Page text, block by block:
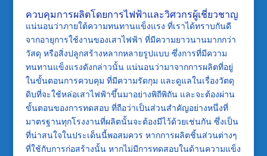
ควบคุมการผลิตโดยการไฟฟ้าและวิศวกรผู้เชี่ยวชาญ
แน่นอนว่าภายใต้ความทนทานแข็งแรง ที่เราได้ทราบกันดี
จากอายุการใช้งานของเสาไฟฟ้า ที่มีความยาวนานมากกว่า
วัสดุ หรือสิ่งปลูกสร้างหลากหลายรูปแบบ ซึ่งการที่มีความ
ทนทานแข็งแรงดังกล่าวนั้น แน่นอนว่ามาจากการผลิตที่อยู่
ในขั้นตอนการควบคุม ที่มีความรัดกุม และดูแลในเรื่องวัตดุ
ดิบที่จะใช้หล่อเสาไฟฟ้าขึ้นมาอย่างพิถีพิถัน และจะต้องผ่าน
ขั้นตอนของการทดสอบ ที่ถือว่าเป็นส่วนสำคัญอย่างหนึ่งที่
มาตรฐานทุกโรงงานที่ผลิตนั้นจะต้องมีไว้ด้วยเช่นกัน ซึ่งเป็น
ที่น่าสนใจในประเด็นนี้พอสมควร หากการผลิตชิ้นส่วนต่างๆ
ที่ใช้กับการก่อสร้างนั้น หากไม่มีการทดสอบในด้านความแข็ง